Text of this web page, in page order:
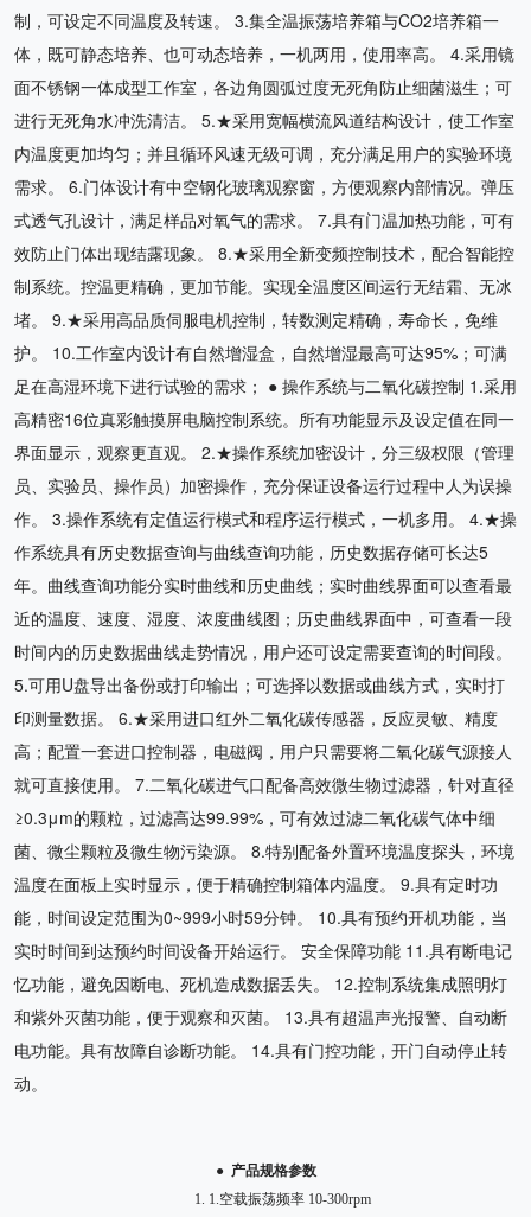
制，可设定不同温度及转速。 3.集全温振荡培养箱与CO2培养箱一
体，既可静态培养、也可动态培养，一机两用，使用率高。 4.采用镜
面不锈钢一体成型工作室，各边角圆弧过度无死角防止细菌滋生；可
进行无死角水冲洗清洁。 5.★采用宽幅横流风道结构设计，使工作室
内温度更加均匀；并且循环风速无级可调，充分满足用户的实验环境
需求。 6.门体设计有中空钢化玻璃观察窗，方便观察内部情况。弹压
式透气孔设计，满足样品对氧气的需求。 7.具有门温加热功能，可有
效防止门体出现结露现象。 8.★采用全新变频控制技术，配合智能控
制系统。控温更精确，更加节能。实现全温度区间运行无结霜、无冰
堵。 9.★采用高品质伺服电机控制，转数测定精确，寿命长，免维
护。 10.工作室内设计有自然增湿盒，自然增湿最高可达95%；可满
足在高湿环境下进行试验的需求； ● 操作系统与二氧化碳控制 1.采用
高精密16位真彩触摸屏电脑控制系统。所有功能显示及设定值在同一
界面显示，观察更直观。 2.★操作系统加密设计，分三级权限（管理
员、实验员、操作员）加密操作，充分保证设备运行过程中人为误操
作。 3.操作系统有定值运行模式和程序运行模式，一机多用。 4.★操
作系统具有历史数据查询与曲线查询功能，历史数据存储可长达5
年。曲线查询功能分实时曲线和历史曲线；实时曲线界面可以查看最
近的温度、速度、湿度、浓度曲线图；历史曲线界面中，可查看一段
时间内的历史数据曲线走势情况，用户还可设定需要查询的时间段。
5.可用U盘导出备份或打印输出；可选择以数据或曲线方式，实时打
印测量数据。 6.★采用进口红外二氧化碳传感器，反应灵敏、精度
高；配置一套进口控制器，电磁阀，用户只需要将二氧化碳气源接人
就可直接使用。 7.二氧化碳进气口配备高效微生物过滤器，针对直径
≥0.3μm的颗粒，过滤高达99.99%，可有效过滤二氧化碳气体中细
菌、微尘颗粒及微生物污染源。 8.特别配备外置环境温度探头，环境
温度在面板上实时显示，便于精确控制箱体内温度。 9.具有定时功
能，时间设定范围为0~999小时59分钟。 10.具有预约开机功能，当
实时时间到达预约时间设备开始运行。 安全保障功能 11.具有断电记
忆功能，避免因断电、死机造成数据丢失。 12.控制系统集成照明灯
和紫外灭菌功能，便于观察和灭菌。 13.具有超温声光报警、自动断
电功能。具有故障自诊断功能。 14.具有门控功能，开门自动停止转
动。
● 产品规格参数
1. 1.空载振荡频率 10-300rpm